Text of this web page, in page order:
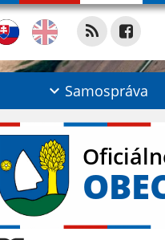
Samospráva